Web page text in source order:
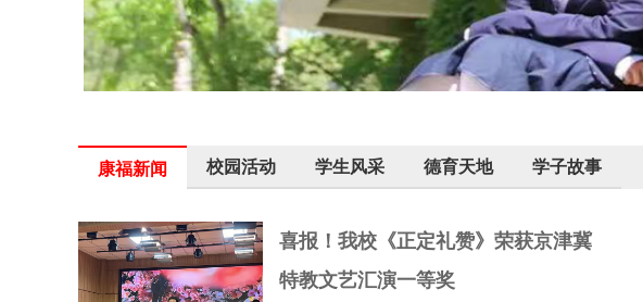
康福新闻 校园活动 学生风采 德育天地 学子故事
喜报！我校《正定礼赞》荣获京津冀
特教文艺汇演一等奖